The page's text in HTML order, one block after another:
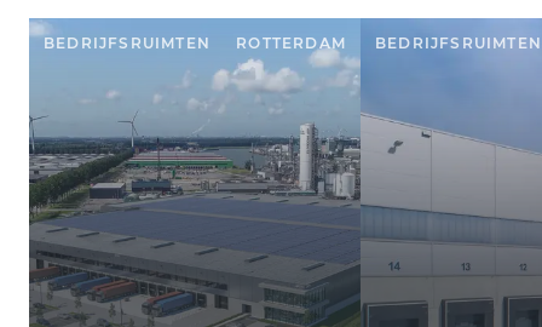
BEDRIJFSRUIMTEN ROTTERDAM BEDRIJFSRUIMTEN